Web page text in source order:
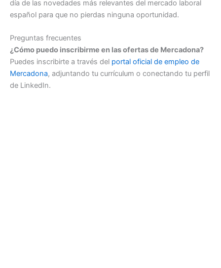
día de las novedades más relevantes del mercado laboral
español para que no pierdas ninguna oportunidad.
Preguntas frecuentes
¿Cómo puedo inscribirme en las ofertas de Mercadona?
Puedes inscribirte a través del portal oficial de empleo de
Mercadona, adjuntando tu currículum o conectando tu perfil
de LinkedIn.